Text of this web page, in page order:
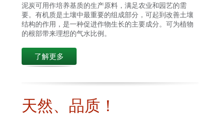
泥炭可用作培养基质的生产原料，满足农业和园艺的需
要。有机质是土壤中最重要的组成部分，可起到改善土壤
结构的作用，是一种促进作物生长的主要成分。可为植物
的根部带来理想的气水比例。
了解更多
天然、品质！